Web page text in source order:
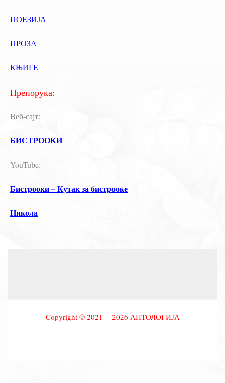
ПОЕЗИЈА
ПРОЗА
КЊИГЕ
Препорука:
Веб-сајт:
БИСТРООКИ
YouTube:
Бистрооки – Кутак за бистрооке
Никола
Copyright © 2021 - 2026 АНТОЛОГИЈА